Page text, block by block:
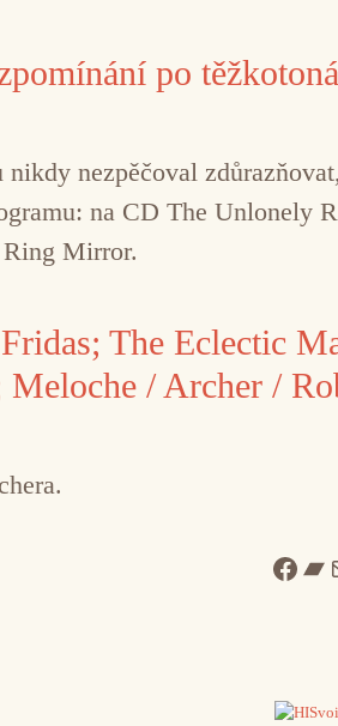
po
nezpěčoval
na CD The Unlonely
Mirror.
The Eclectic
Meloche / Archer /